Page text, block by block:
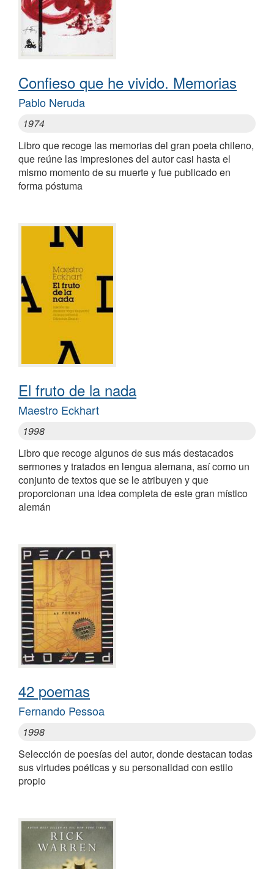
Confieso que he vivido. Memorias
Pablo Neruda
1974
Libro que recoge las memorias del gran poeta chileno,
que reúne las impresiones del autor casi hasta el
mismo momento de su muerte y fue publicado en
forma póstuma
El fruto de la nada
Maestro Eckhart
1998
Libro que recoge algunos de sus más destacados
sermones y tratados en lengua alemana, así como un
conjunto de textos que se le atribuyen y que
proporcionan una idea completa de este gran místico
alemán
42 poemas
Fernando Pessoa
1998
Selección de poesías del autor, donde destacan todas
sus virtudes poéticas y su personalidad con estilo
propio